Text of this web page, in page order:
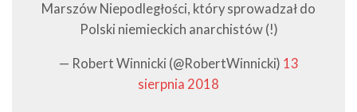
Marszów Niepodległości, który sprowadzał do
Polski niemieckich anarchistów (!)
— Robert Winnicki (@RobertWinnicki) 13
sierpnia 2018